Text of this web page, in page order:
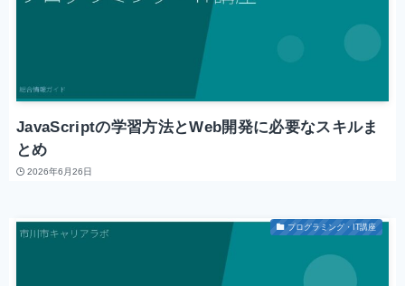
JavaScriptの学習方法とWeb開発に必要なスキルま
とめ
2026年6月26日
プログラミング・IT講座